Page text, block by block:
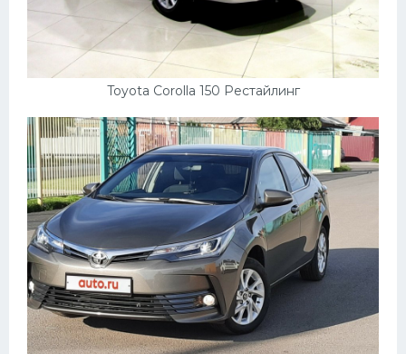
Toyota Corolla 150 Рестайлинг